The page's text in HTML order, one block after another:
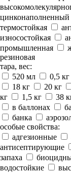
цинконаполненный
термостойкая
износостойкая
промышленная
резиновая
тара, вес:
520 мл
0,5 кг
18 кг
20 кг
кг
1,5 кг 38
в баллонах
банка
особые свойства:
адгезионные
антисептирующие
запаха
водостойкие